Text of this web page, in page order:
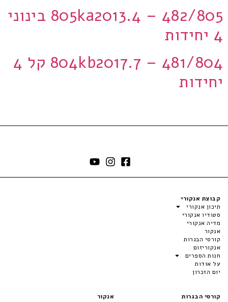
805ka2013.4 – 482/805 בינוני
4 יחידות
804kb2017.7 – 481/804 קל 4
יחידות
קבוצת אנקורי
תיכון אנקורי
סטודיו אנקורי
מדיה אנקורי
אנקור
קורסי הבגרות
אנקוריזום
חנות הספרים
על אודות
יום הזכרון
קורסי הבגרות
אנקור